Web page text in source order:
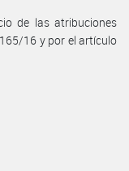
de las atribuciones
16 y por el artículo